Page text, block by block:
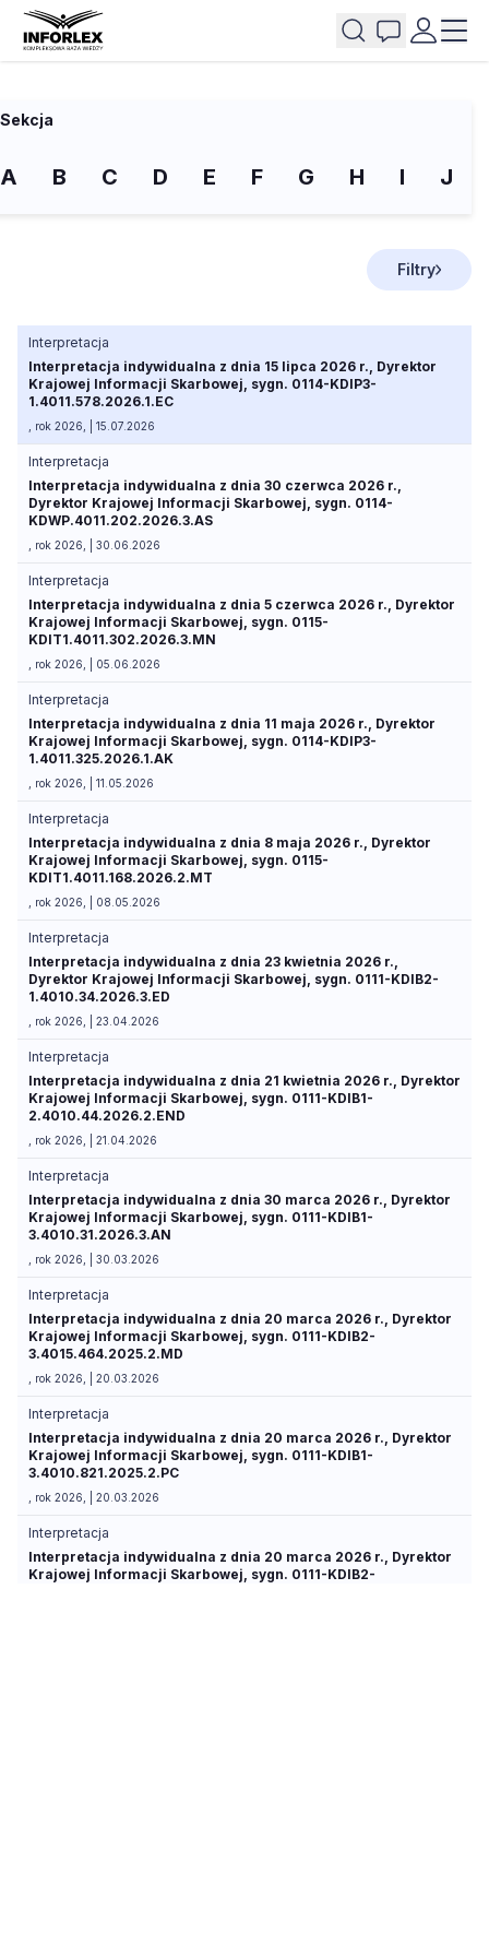
Sekcja
A B C D E F G H I J
Filtry
Interpretacja
Interpretacja indywidualna z dnia 15 lipca 2026 r., Dyrektor
Krajowej Informacji Skarbowej, sygn. 0114-KDIP3-
1.4011.578.2026.1.EC
, rok 2026, | 15.07.2026
Interpretacja
Interpretacja indywidualna z dnia 30 czerwca 2026 r.,
Dyrektor Krajowej Informacji Skarbowej, sygn. 0114-
KDWP.4011.202.2026.3.AS
, rok 2026, | 30.06.2026
Interpretacja
Interpretacja indywidualna z dnia 5 czerwca 2026 r., Dyrektor
Krajowej Informacji Skarbowej, sygn. 0115-
KDIT1.4011.302.2026.3.MN
, rok 2026, | 05.06.2026
Interpretacja
Interpretacja indywidualna z dnia 11 maja 2026 r., Dyrektor
Krajowej Informacji Skarbowej, sygn. 0114-KDIP3-
1.4011.325.2026.1.AK
, rok 2026, | 11.05.2026
Interpretacja
Interpretacja indywidualna z dnia 8 maja 2026 r., Dyrektor
Krajowej Informacji Skarbowej, sygn. 0115-
KDIT1.4011.168.2026.2.MT
, rok 2026, | 08.05.2026
Interpretacja
Interpretacja indywidualna z dnia 23 kwietnia 2026 r.,
Dyrektor Krajowej Informacji Skarbowej, sygn. 0111-KDIB2-
1.4010.34.2026.3.ED
, rok 2026, | 23.04.2026
Interpretacja
Interpretacja indywidualna z dnia 21 kwietnia 2026 r., Dyrektor
Krajowej Informacji Skarbowej, sygn. 0111-KDIB1-
2.4010.44.2026.2.END
, rok 2026, | 21.04.2026
Interpretacja
Interpretacja indywidualna z dnia 30 marca 2026 r., Dyrektor
Krajowej Informacji Skarbowej, sygn. 0111-KDIB1-
3.4010.31.2026.3.AN
, rok 2026, | 30.03.2026
Interpretacja
Interpretacja indywidualna z dnia 20 marca 2026 r., Dyrektor
Krajowej Informacji Skarbowej, sygn. 0111-KDIB2-
3.4015.464.2025.2.MD
, rok 2026, | 20.03.2026
Interpretacja
Interpretacja indywidualna z dnia 20 marca 2026 r., Dyrektor
Krajowej Informacji Skarbowej, sygn. 0111-KDIB1-
3.4010.821.2025.2.PC
, rok 2026, | 20.03.2026
Interpretacja
Interpretacja indywidualna z dnia 20 marca 2026 r., Dyrektor
Krajowej Informacji Skarbowej, sygn. 0111-KDIB2-